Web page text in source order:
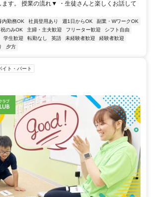
ます。 授業の流れ▼ ・生徒さんと楽しくお話して
内勤務OK 社員登用あり 週1日からOK
副業・WワークOK
のみOK 主婦・主夫歓迎 フリーター歓迎
シフト自由
学生歓迎 転勤なし 英語 未経験者歓迎
経験者歓迎
夕方
イト・パート